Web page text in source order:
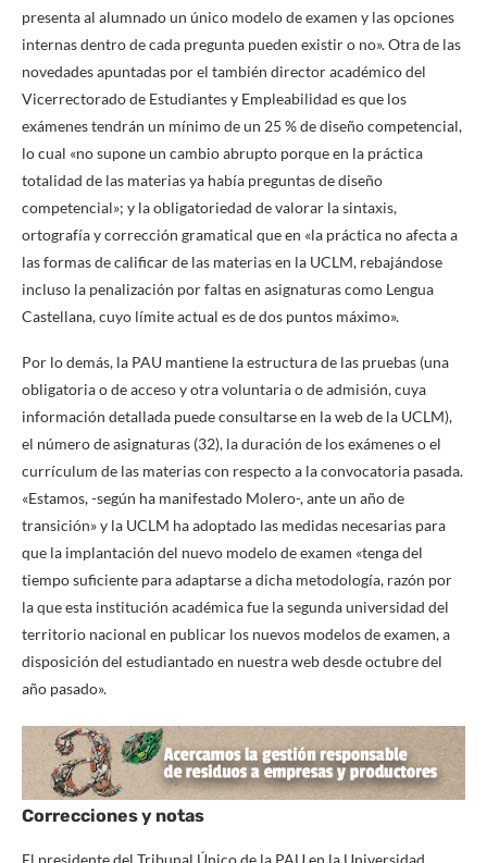
presenta al alumnado un único modelo de examen y las opciones
internas dentro de cada pregunta pueden existir o no». Otra de las
novedades apuntadas por el también director académico del
Vicerrectorado de Estudiantes y Empleabilidad es que los
exámenes tendrán un mínimo de un 25 % de diseño competencial,
lo cual «no supone un cambio abrupto porque en la práctica
totalidad de las materias ya había preguntas de diseño
competencial»; y la obligatoriedad de valorar la sintaxis,
ortografía y corrección gramatical que en «la práctica no afecta a
las formas de calificar de las materias en la UCLM, rebajándose
incluso la penalización por faltas en asignaturas como Lengua
Castellana, cuyo límite actual es de dos puntos máximo».
Por lo demás, la PAU mantiene la estructura de las pruebas (una
obligatoria o de acceso y otra voluntaria o de admisión, cuya
información detallada puede consultarse en la web de la UCLM),
el número de asignaturas (32), la duración de los exámenes o el
currículum de las materias con respecto a la convocatoria pasada.
«Estamos, -según ha manifestado Molero-, ante un año de
transición» y la UCLM ha adoptado las medidas necesarias para
que la implantación del nuevo modelo de examen «tenga del
tiempo suficiente para adaptarse a dicha metodología, razón por
la que esta institución académica fue la segunda universidad del
territorio nacional en publicar los nuevos modelos de examen, a
disposición del estudiantado en nuestra web desde octubre del
año pasado».
Correcciones y notas
El presidente del Tribunal Único de la PAU en la Universidad